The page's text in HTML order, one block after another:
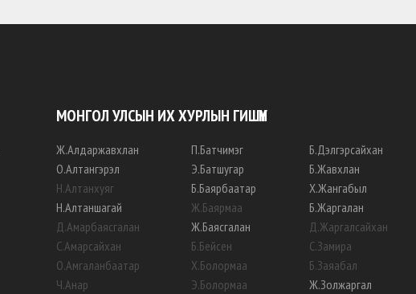
МОНГОЛ УЛСЫН ИХ ХУРЛЫН ГИШҮҮН
Ж.Алдаржавхлан
О.Алтангэрэл
Н.Алтанхуяг
Н.Алтаншагай
Д.Амарбаясгалан
С.Амарсайхан
О.Амгаланбаатар
Ч.Анар
П.Батчимэг
Э.Батшугар
Б.Баярбаатар
Ж.Баярмаа
Ж.Баясгалан
Б.Бейсен
Х.Болормаа
Э.Болормаа
Б.Дэлгэрсайхан
Б.Жавхлан
Х.Жангабыл
Б.Жаргалан
Д.Жаргалсайхан
С.Замира
Б.Заяабал
Ж.Золжаргал